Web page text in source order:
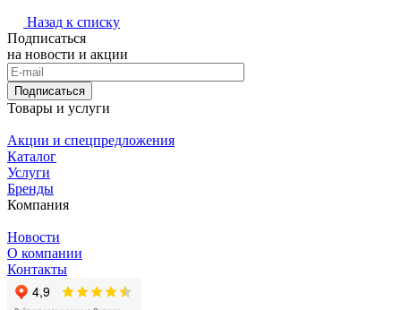
Назад к списку
Подписаться
на новости и акции
Подписаться
Товары и услуги
Акции и спецпредложения
Каталог
Услуги
Бренды
Компания
Новости
О компании
Контакты